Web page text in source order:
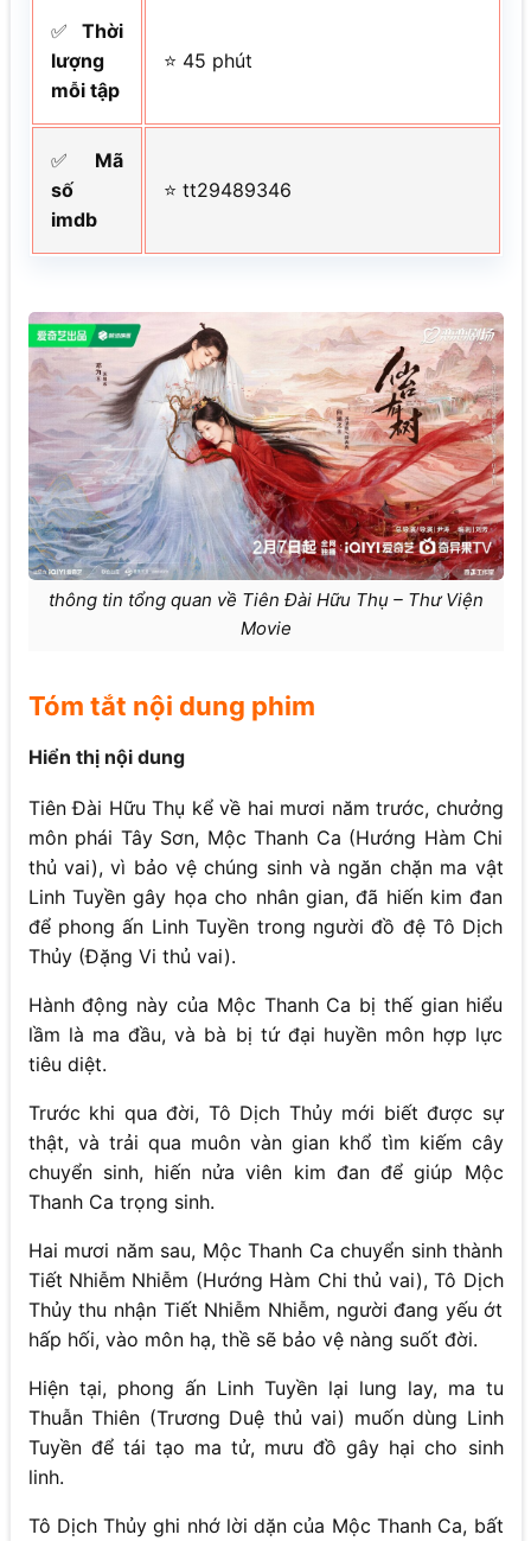
✅ Thời
lượng
mỗi tập
⭐ 45 phút
✅ Mã
số
imdb
⭐ tt29489346
thông tin tổng quan về Tiên Đài Hữu Thụ – Thư Viện
Movie
Tóm tắt nội dung phim
Hiển thị nội dung
Tiên Đài Hữu Thụ kể về hai mươi năm trước, chưởng
môn phái Tây Sơn, Mộc Thanh Ca (Hướng Hàm Chi
thủ vai), vì bảo vệ chúng sinh và ngăn chặn ma vật
Linh Tuyền gây họa cho nhân gian, đã hiến kim đan
để phong ấn Linh Tuyền trong người đồ đệ Tô Dịch
Thủy (Đặng Vi thủ vai).
Hành động này của Mộc Thanh Ca bị thế gian hiểu
lầm là ma đầu, và bà bị tứ đại huyền môn hợp lực
tiêu diệt.
Trước khi qua đời, Tô Dịch Thủy mới biết được sự
thật, và trải qua muôn vàn gian khổ tìm kiếm cây
chuyển sinh, hiến nửa viên kim đan để giúp Mộc
Thanh Ca trọng sinh.
Hai mươi năm sau, Mộc Thanh Ca chuyển sinh thành
Tiết Nhiễm Nhiễm (Hướng Hàm Chi thủ vai), Tô Dịch
Thủy thu nhận Tiết Nhiễm Nhiễm, người đang yếu ớt
hấp hối, vào môn hạ, thề sẽ bảo vệ nàng suốt đời.
Hiện tại, phong ấn Linh Tuyền lại lung lay, ma tu
Thuẫn Thiên (Trương Duệ thủ vai) muốn dùng Linh
Tuyền để tái tạo ma tử, mưu đồ gây hại cho sinh
linh.
Tô Dịch Thủy ghi nhớ lời dặn của Mộc Thanh Ca, bất